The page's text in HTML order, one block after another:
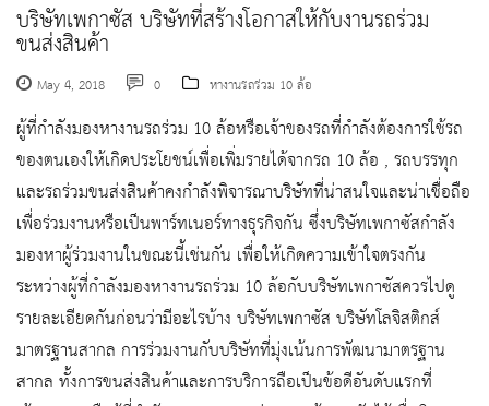
บริษัทเพกาซัส บริษัทที่สร้างโอกาสให้กับงานรถร่วม
ขนส่งสินค้า
May 4, 2018 0 หางานรถร่วม 10 ล้อ
ผู้ที่กำลังมองหางานรถร่วม 10 ล้อหรือเจ้าของรถที่กำลังต้องการใช้รถ
ของตนเองให้เกิดประโยชน์เพื่อเพิ่มรายได้จากรถ 10 ล้อ , รถบรรทุก
และรถร่วมขนส่งสินค้าคงกำลังพิจารณาบริษัทที่น่าสนใจและน่าเชื่อถือ
เพื่อร่วมงานหรือเป็นพาร์ทเนอร์ทางธุรกิจกัน ซึ่งบริษัทเพกาซัสกำลัง
มองหาผู้ร่วมงานในขณะนี้เช่นกัน เพื่อให้เกิดความเข้าใจตรงกัน
ระหว่างผู้ที่กำลังมองหางานรถร่วม 10 ล้อกับบริษัทเพกาซัสควรไปดู
รายละเอียดกันก่อนว่ามีอะไรบ้าง บริษัทเพกาซัส บริษัทโลจิสติกส์
มาตรฐานสากล การร่วมงานกับบริษัทที่มุ่งเน้นการพัฒนามาตรฐาน
สากล ทั้งการขนส่งสินค้าและการบริการถือเป็นข้อดีอันดับแรกที่